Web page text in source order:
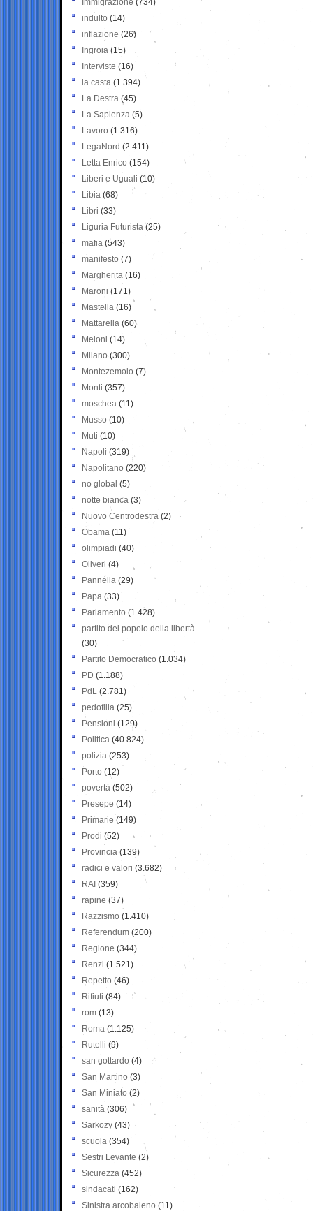
Immigrazione (734)
indulto (14)
inflazione (26)
Ingroia (15)
Interviste (16)
la casta (1.394)
La Destra (45)
La Sapienza (5)
Lavoro (1.316)
LegaNord (2.411)
Letta Enrico (154)
Liberi e Uguali (10)
Libia (68)
Libri (33)
Liguria Futurista (25)
mafia (543)
manifesto (7)
Margherita (16)
Maroni (171)
Mastella (16)
Mattarella (60)
Meloni (14)
Milano (300)
Montezemolo (7)
Monti (357)
moschea (11)
Musso (10)
Muti (10)
Napoli (319)
Napolitano (220)
no global (5)
notte bianca (3)
Nuovo Centrodestra (2)
Obama (11)
olimpiadi (40)
Oliveri (4)
Pannella (29)
Papa (33)
Parlamento (1.428)
partito del popolo della libertà
(30)
Partito Democratico (1.034)
PD (1.188)
PdL (2.781)
pedofilia (25)
Pensioni (129)
Politica (40.824)
polizia (253)
Porto (12)
povertà (502)
Presepe (14)
Primarie (149)
Prodi (52)
Provincia (139)
radici e valori (3.682)
RAI (359)
rapine (37)
Razzismo (1.410)
Referendum (200)
Regione (344)
Renzi (1.521)
Repetto (46)
Rifiuti (84)
rom (13)
Roma (1.125)
Rutelli (9)
san gottardo (4)
San Martino (3)
San Miniato (2)
sanità (306)
Sarkozy (43)
scuola (354)
Sestri Levante (2)
Sicurezza (452)
sindacati (162)
Sinistra arcobaleno (11)